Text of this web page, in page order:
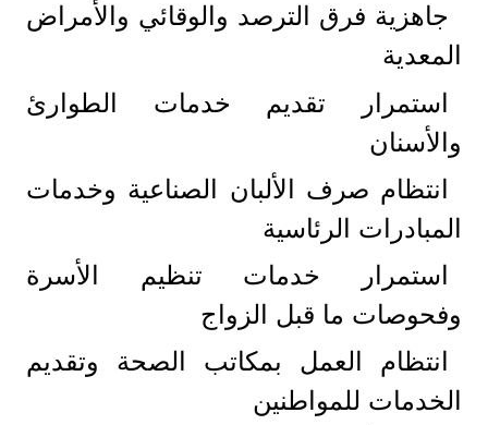
جاهزية فرق الترصد والوقائي والأمراض
المعدية
استمرار تقديم خدمات الطوارئ
والأسنان
انتظام صرف الألبان الصناعية وخدمات
المبادرات الرئاسية
استمرار خدمات تنظيم الأسرة
وفحوصات ما قبل الزواج
انتظام العمل بمكاتب الصحة وتقديم
الخدمات للمواطنين